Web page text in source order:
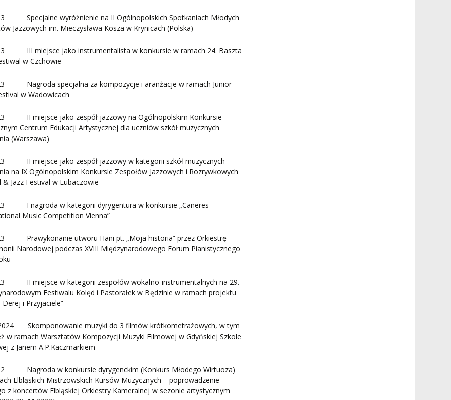
Specjalne wyróżnienie na II Ogólnopolskich Spotkaniach Młodych
Jazzowych im. Mieczysława Kosza w Krynicach (Polska)
III miejsce jako instrumentalista w konkursie w ramach 24. Baszta
w Czchowie
Nagroda specjalna za kompozycje i aranżacje w ramach Junior
w Wadowicach
II miejsce jako zespół jazzowy na Ogólnopolskim Konkursie
Centrum Edukacji Artystycznej dla uczniów szkół muzycznych
(Warszawa)
II miejsce jako zespół jazzowy w kategorii szkół muzycznych
na IX Ogólnopolskim Konkursie Zespołów Jazzowych i Rozrywkowych
& Jazz Festival w Lubaczowie
I nagroda w kategorii dyrygentura w konkursie „Caneres
Music Competition Vienna”
Prawykonanie utworu Hani pt. „Moja historia” przez Orkiestrę
Narodowej podczas XVIII Międzynarodowego Forum Pianistycznego
II miejsce w kategorii zespołów wokalno-instrumentalnych na 29.
Festiwalu Kolęd i Pastorałek w Będzinie w ramach projektu
Derej i Przyjaciele”
Skomponowanie muzyki do 3 filmów krótkometrażowych, w tym
w ramach Warsztatów Kompozycji Muzyki Filmowej w Gdyńskiej Szkole
z Janem A.P.Kaczmarkiem
Nagroda w konkursie dyrygenckim (Konkurs Młodego Wirtuoza)
Elbląskich Mistrzowskich Kursów Muzycznych – poprowadzenie
z koncertów Elbląskiej Orkiestry Kameralnej w sezonie artystycznym